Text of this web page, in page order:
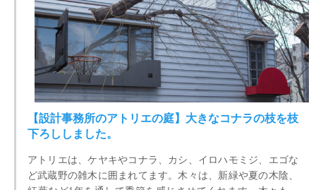
【設計事務所のアトリエの庭】大きなコナラの枝を枝
下ろししました。
アトリエは、ケヤキやコナラ、カシ、イロハモミジ、エゴな
ど武蔵野の雑木に囲まれてます。木々は、新緑や夏の木陰、